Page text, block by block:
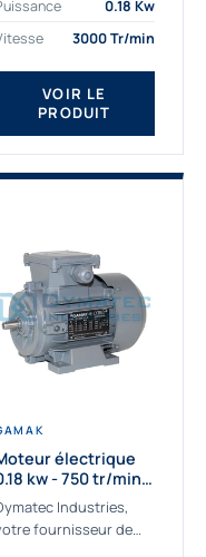
Français
moteurs
électriques Gamak,
nous proposons
des...
0.18 Kw
3000 Tr/min
VOIR LE
PRODUIT
électrique
kw - 750 tr/min -
400V - IE3
Industries,
fournisseur de